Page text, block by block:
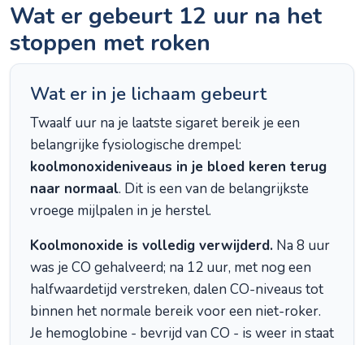
Wat er gebeurt 12 uur na het
stoppen met roken
Wat er in je lichaam gebeurt
Twaalf uur na je laatste sigaret bereik je een
belangrijke fysiologische drempel:
koolmonoxideniveaus in je bloed keren terug
naar normaal. Dit is een van de belangrijkste
vroege mijlpalen in je herstel.
Koolmonoxide is volledig verwijderd. Na 8 uur
was je CO gehalveerd; na 12 uur, met nog een
halfwaardetijd verstreken, dalen CO-niveaus tot
binnen het normale bereik voor een niet-roker.
Je hemoglobine - bevrijd van CO - is weer in staat